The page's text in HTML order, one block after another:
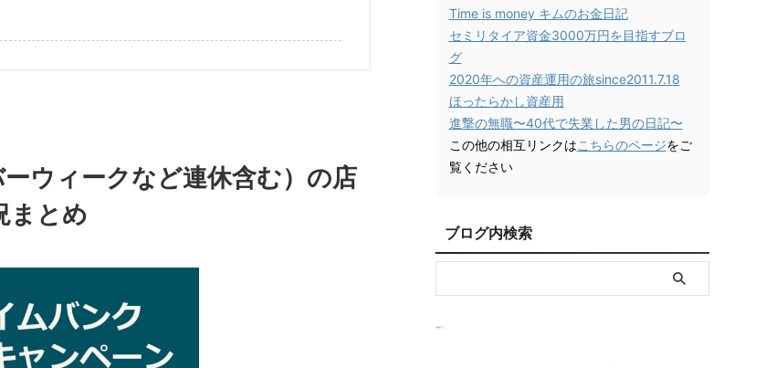
ウィークなど連休含む）の店
まとめ
Time is money キムのお金日記
セミリタイア資金3000万円を目指すブロ
グ
2020年への資産運用の旅since2011.7.18
ほったらかし資産用
進撃の無職〜40代で失業した男の日記〜
この他の相互リンクはこちらのページをご
覧ください
ブログ内検索